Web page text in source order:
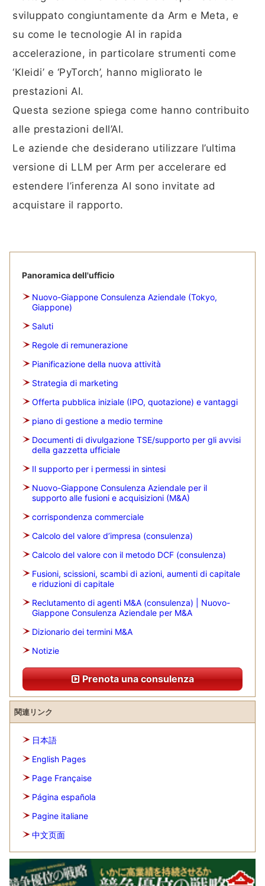
sviluppato congiuntamente da Arm e Meta, e
su come le tecnologie AI in rapida
accelerazione, in particolare strumenti come
‘Kleidi’ e ‘PyTorch’, hanno migliorato le
prestazioni AI.
Questa sezione spiega come hanno contribuito
alle prestazioni dell’AI.
Le aziende che desiderano utilizzare l’ultima
versione di LLM per Arm per accelerare ed
estendere l’inferenza AI sono invitate ad
acquistare il rapporto.
Panoramica dell'ufficio
Nuovo-Giappone Consulenza Aziendale (Tokyo,
Giappone)
Saluti
Regole di remunerazione
Pianificazione della nuova attività
Strategia di marketing
Offerta pubblica iniziale (IPO, quotazione) e vantaggi
piano di gestione a medio termine
Documenti di divulgazione TSE/supporto per gli avvisi
della gazzetta ufficiale
Il supporto per i permessi in sintesi
Nuovo-Giappone Consulenza Aziendale per il
supporto alle fusioni e acquisizioni (M&A)
corrispondenza commerciale
Calcolo del valore d’impresa (consulenza)
Calcolo del valore con il metodo DCF (consulenza)
Fusioni, scissioni, scambi di azioni, aumenti di capitale
e riduzioni di capitale
Reclutamento di agenti M&A (consulenza) | Nuovo-
Giappone Consulenza Aziendale per M&A
Dizionario dei termini M&A
Notizie
Prenota una consulenza
関連リンク
日本語
English Pages
Page Française
Página española
Pagine italiane
中文页面